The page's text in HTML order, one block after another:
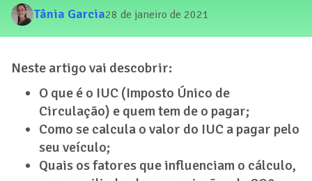
Tânia Garcia28 de janeiro de 2021
Neste artigo vai descobrir:
O que é o IUC (Imposto Único de
Circulação) e quem tem de o pagar;
Como se calcula o valor do IUC a pagar pelo
seu veículo;
Quais os fatores que influenciam o cálculo,